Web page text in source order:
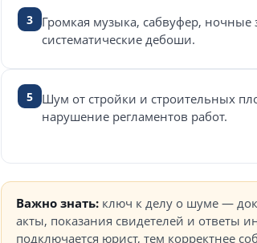
3
Громкая музыка, сабвуфер, ночные
систематические дебоши.
5
Шум от стройки и строительных
нарушение регламентов работ.
Важно знать: ключ к делу о шуме —
акты, показания свидетелей и ответы
подключается юрист, тем корректнее